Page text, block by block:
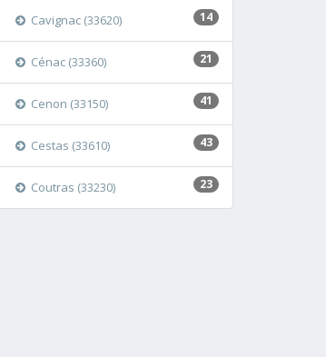
14
Cavignac (33620)
21
Cénac (33360)
41
Cenon (33150)
43
Cestas (33610)
23
Coutras (33230)